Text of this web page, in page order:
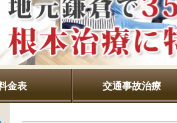
金表 交通事故治療